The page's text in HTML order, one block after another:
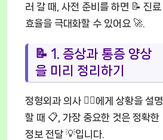
러 갈 때, 사전 준비를 하면 📝 진료
효율을 극대화할 수 있어요 🚀.
📝 1. 증상과 통증 양상
을 미리 정리하기
정형외과 의사 🧑‍⚕️에게 상황을 설명
할 때 📋, 가장 중요한 것은 정확한
정보 전달 💡입니다.